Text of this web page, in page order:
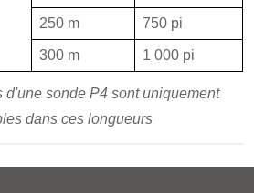
250 m 750 pi
300 m 1 000 pi
sonde P4 sont uniquement
dans ces longueurs